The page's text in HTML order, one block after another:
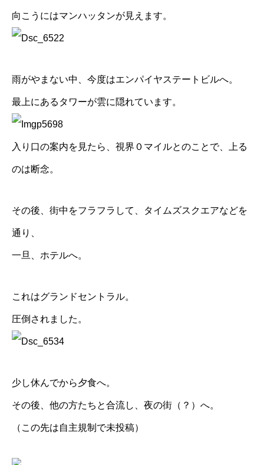
向こうにはマンハッタンが見えます。
雨がやまない中、今度はエンパイヤステートビルへ。
最上にあるタワーが雲に隠れています。
入り口の案内を見たら、視界０マイルとのことで、上る
のは断念。
その後、街中をフラフラして、タイムズスクエアなどを
通り、
一旦、ホテルへ。
これはグランドセントラル。
圧倒されました。
少し休んでから夕食へ。
その後、他の方たちと合流し、夜の街（？）へ。
（この先は自主規制で未投稿）